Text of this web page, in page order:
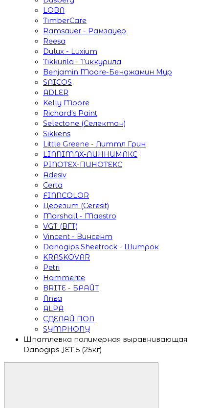
LOBA
TimberCare
Ramsauer - Рамзауер
Reesa
Dulux - Luxium
Tikkurila - Тиккурила
Benjamin Moore-Бенджамин Мур
SAICOS
ADLER
Kelly Moore
Richard's Paint
Selectone (Селектон)
Sikkens
Little Greene - Литтл Грин
LINNIMAX-ЛИННИМАКС
PINOTEX-ПИНОТЕКС
Adesiv
Certa
FINNCOLOR
Церезит (Ceresit)
Marshall - Maestro
VGT (ВГТ)
Vincent - Винсент
Danogips Sheetrock - Шитрок
KRASKOVAR
Petri
Hammerite
BRITE - БРАЙТ
Anza
ALPA
СДЕЛАЙ ПОЛ
SYMPHONY
Шпатлевка полимерная выравнивающая
Danogips JET 5 (25кг)